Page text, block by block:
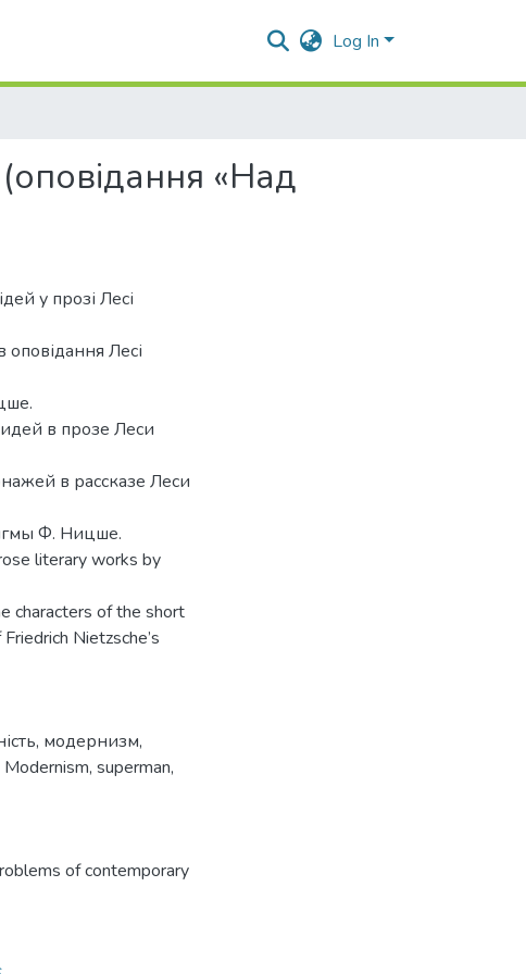
Log In
(оповідання «Над
у прозі Лесі
Лесі
в прозе Леси
в рассказе Леси
Ф. Ницше.
literary works by
characters of the short
Nietzsche’s
, модернизм,
Modernism, superman,
of contemporary